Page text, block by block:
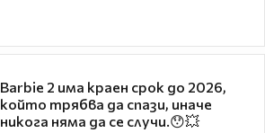
Barbie 2 има краен срок до 2026,
който трябва да спази, иначе
никога няма да се случи.😯💥